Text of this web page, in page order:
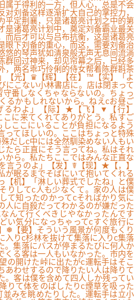
属于得利的一方，但人心，总是不会
对刘备这样逐渐扩大自己的掌控力，
平定荆襄，只是诸葛亮计划之中的第
是诸葛亮计划中，奠定刘备霸业最关
而后才可以与吕布抗衡，这是诸葛亮
眼下刘备的重心，而这，需要刘备治
的琴声犹如清泉般无声无息间流淌
群回过神来，却见帘幕之后，已经多
，两名乖巧伶俐的侍女帮着陈群斟茶
【光】♛【辉】【在】™【实】「よ
にこない小林書店に。店は閉まって
番しなくちゃならないの。ちょっ
るかもしれないから。ねえcお昼ご
るわよ」【际】★【飞】▼【行】
に来てくれてありがとう。私すご
ここにいることが負担になるよう
ってほしいの。ここはちょっと特殊
だしc中には全然馴染めない人もい
たら正直にそう言ってね。私はそれ
から。私たちここではみんな正直な
言うのよ」【发】☤【现】★【，】
眠るまでそばにいて抱いてくれる
【机】「淋しい葬式でしたね」と僕
りしてc人も少なくて。家の人は僕
て知ったのかってcそればかり気に
人に自殺だってわかるのが嫌だった
んて行くべきじやなかったんです
い気分になっちゃってcすぐ旅行に
❅【要】そういう風景が何度もくり
入りc杉林を抜けて集落に入りc集落
。集落にバスが停まるたびに何人か
くる客は一人もいなかった。市内を
の開けた峠に出たがc運転手はそこ
あわせするので降りたい人は降りて
。客は僕を含めて四人しか残ってい
りて体をのばしたりc煙草を吸った
並みを眺めたりした。運転手は立小